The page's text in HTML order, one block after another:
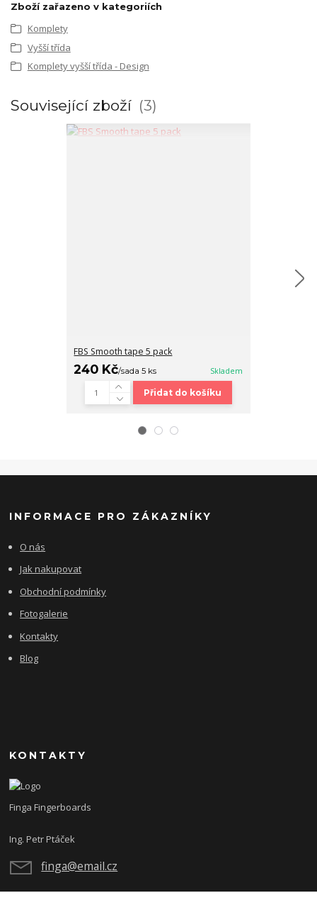
Zboží zařazeno v kategoriích
Komplety
Vyšší třída
Komplety vyšší třída - Design
Související zboží 3
FBS Smooth tape 5 pack
240 Kč/sada 5 ks Skladem
Přidat do košíku
INFORMACE PRO ZÁKAZNÍKY
O nás
Jak nakupovat
Obchodní podmínky
Fotogalerie
Kontakty
Blog
KONTAKTY
Finga Fingerboards
Ing. Petr Ptáček
finga@email.cz